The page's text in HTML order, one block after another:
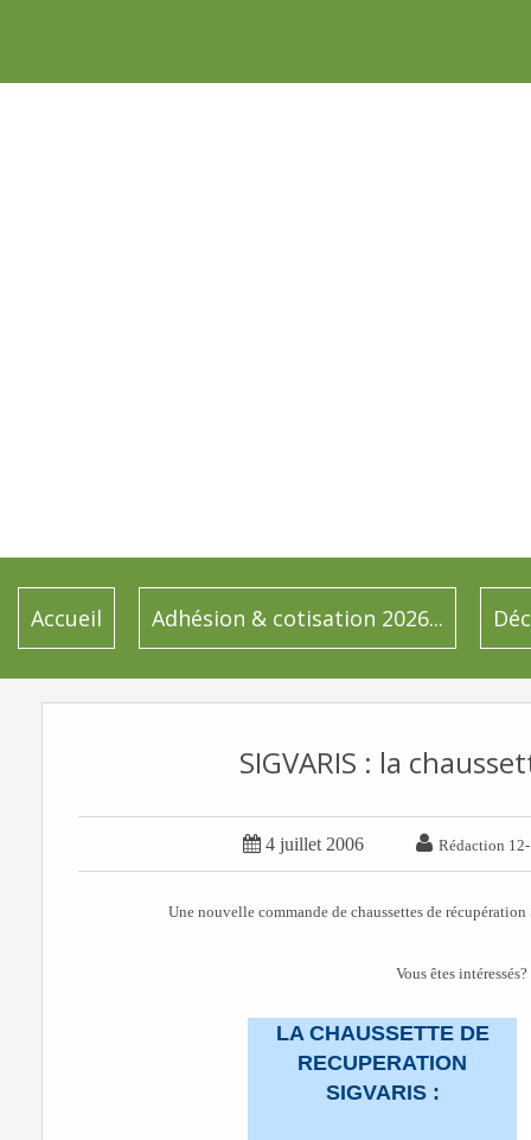
Accueil Adhésion & cotisation 2026...
SIGVARIS : la
 4 juillet 2006  Rédaction
Une nouvelle commande de chaussettes de
Vous êtes intéressés?
LA CHAUSSETTE DE
RECUPERATION
SIGVARIS :